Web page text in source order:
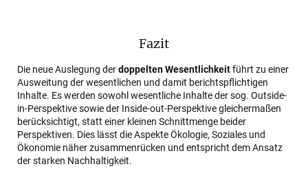
Fazit
Die neue Auslegung derdoppelten Wesentlichkeitführt zu einer
Ausweitung der wesentlichen und damit berichtspflichtigen
Inhalte. Es werden sowohl wesentliche Inhalte der sog. Outside-
in-Perspektive sowie der Inside-out-Perspektive gleichermaßen
berücksichtigt, statt einer kleinen Schnittmenge beider
Perspektiven. Dies lässt die Aspekte Ökologie, Soziales und
Ökonomie näher zusammenrücken und entspricht dem Ansatz
der starken Nachhaltigkeit.